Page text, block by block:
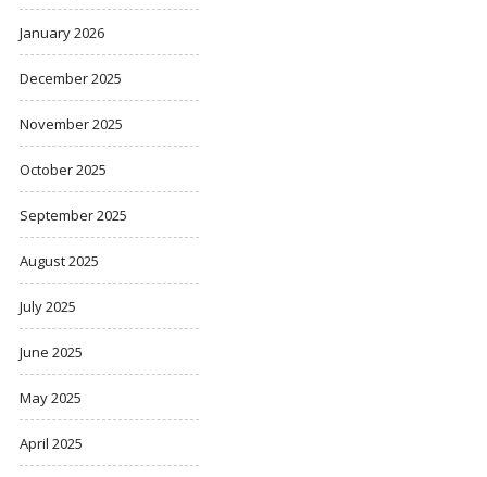
January 2026
December 2025
November 2025
October 2025
September 2025
August 2025
July 2025
June 2025
May 2025
April 2025